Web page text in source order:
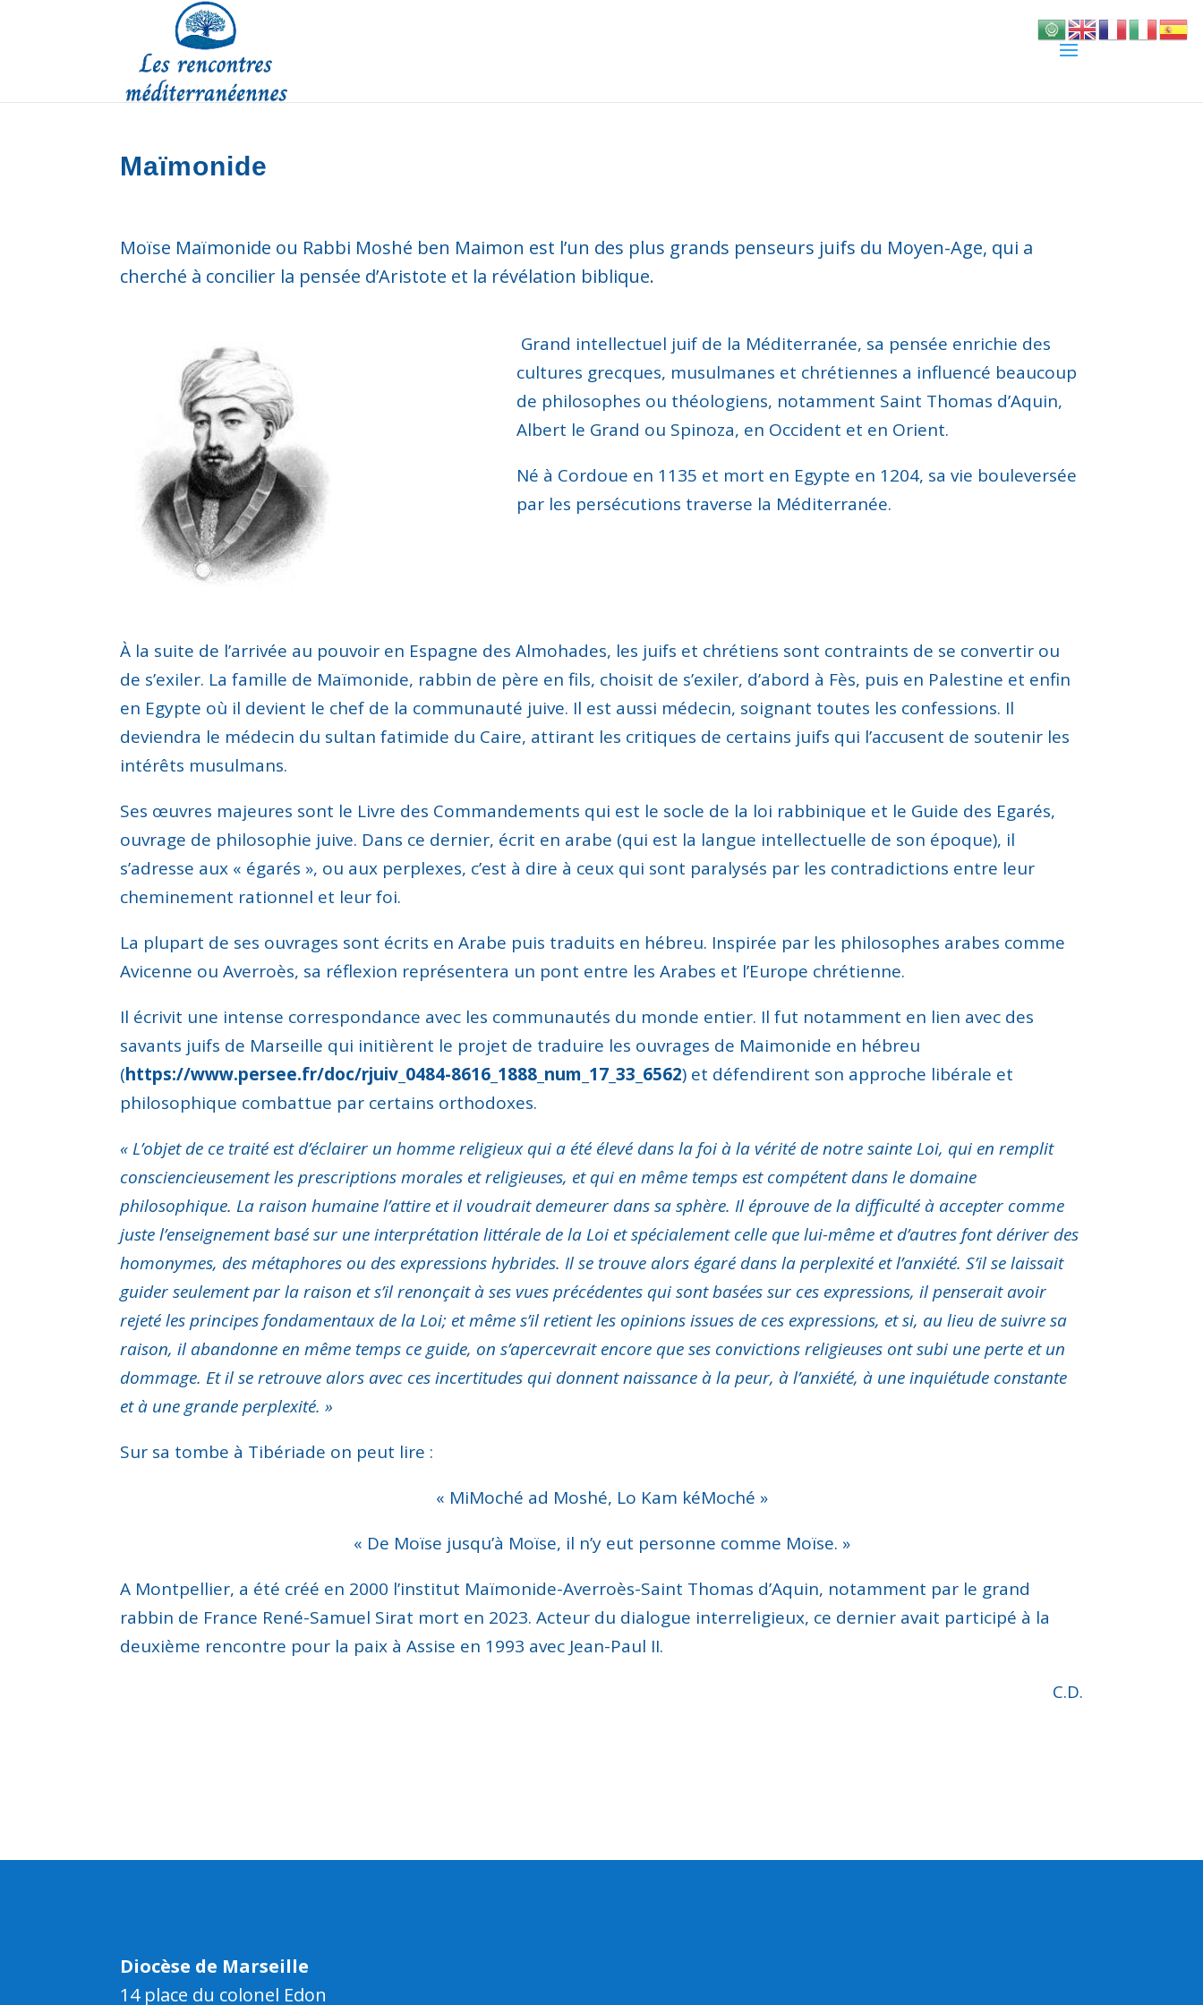
Maïmonide
Moïse Maïmonide ou Rabbi Moshé ben Maimon est l’un des plus grands penseurs juifs du Moyen-Age, qui a
cherché à concilier la pensée d’Aristote et la révélation biblique.
Grand intellectuel juif de la Méditerranée, sa pensée enrichie des
cultures grecques, musulmanes et chrétiennes a influencé beaucoup
de philosophes ou théologiens, notamment Saint Thomas d’Aquin,
Albert le Grand ou Spinoza, en Occident et en Orient.
Né à Cordoue en 1135 et mort en Egypte en 1204, sa vie bouleversée
par les persécutions traverse la Méditerranée.
À la suite de l’arrivée au pouvoir en Espagne des Almohades, les juifs et chrétiens sont contraints de se convertir ou
de s’exiler. La famille de Maïmonide, rabbin de père en fils, choisit de s’exiler, d’abord à Fès, puis en Palestine et enfin
en Egypte où il devient le chef de la communauté juive. Il est aussi médecin, soignant toutes les confessions. Il
deviendra le médecin du sultan fatimide du Caire, attirant les critiques de certains juifs qui l’accusent de soutenir les
intérêts musulmans.
Ses œuvres majeures sont le Livre des Commandements qui est le socle de la loi rabbinique et le Guide des Egarés,
ouvrage de philosophie juive. Dans ce dernier, écrit en arabe (qui est la langue intellectuelle de son époque), il
s’adresse aux « égarés », ou aux perplexes, c’est à dire à ceux qui sont paralysés par les contradictions entre leur
cheminement rationnel et leur foi.
La plupart de ses ouvrages sont écrits en Arabe puis traduits en hébreu. Inspirée par les philosophes arabes comme
Avicenne ou Averroès, sa réflexion représentera un pont entre les Arabes et l’Europe chrétienne.
Il écrivit une intense correspondance avec les communautés du monde entier. Il fut notamment en lien avec des
savants juifs de Marseille qui initièrent le projet de traduire les ouvrages de Maimonide en hébreu
(https://www.persee.fr/doc/rjuiv_0484-8616_1888_num_17_33_6562) et défendirent son approche libérale et
philosophique combattue par certains orthodoxes.
« L’objet de ce traité est d’éclairer un homme religieux qui a été élevé dans la foi à la vérité de notre sainte Loi, qui en remplit
consciencieusement les prescriptions morales et religieuses, et qui en même temps est compétent dans le domaine
philosophique. La raison humaine l’attire et il voudrait demeurer dans sa sphère. Il éprouve de la difficulté à accepter comme
juste l’enseignement basé sur une interprétation littérale de la Loi et spécialement celle que lui-même et d’autres font dériver des
homonymes, des métaphores ou des expressions hybrides. Il se trouve alors égaré dans la perplexité et l’anxiété. S’il se laissait
guider seulement par la raison et s’il renonçait à ses vues précédentes qui sont basées sur ces expressions, il penserait avoir
rejeté les principes fondamentaux de la Loi; et même s’il retient les opinions issues de ces expressions, et si, au lieu de suivre sa
raison, il abandonne en même temps ce guide, on s’apercevrait encore que ses convictions religieuses ont subi une perte et un
dommage. Et il se retrouve alors avec ces incertitudes qui donnent naissance à la peur, à l’anxiété, à une inquiétude constante
et à une grande perplexité. »
Sur sa tombe à Tibériade on peut lire :
« MiMoché ad Moshé, Lo Kam kéMoché »
« De Moïse jusqu’à Moïse, il n’y eut personne comme Moïse. »
A Montpellier, a été créé en 2000 l’institut Maïmonide-Averroès-Saint Thomas d’Aquin, notamment par le grand
rabbin de France René-Samuel Sirat mort en 2023. Acteur du dialogue interreligieux, ce dernier avait participé à la
deuxième rencontre pour la paix à Assise en 1993 avec Jean-Paul II.
C.D.
Diocèse de Marseille
14 place du colonel Edon